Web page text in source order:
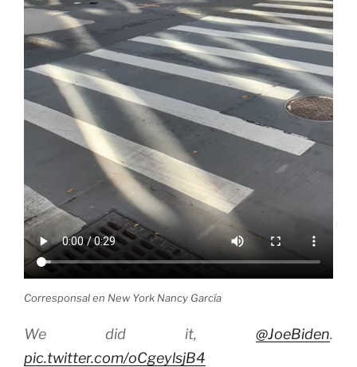
Corresponsal en New York Nancy García
We did it, @JoeBiden.
pic.twitter.com/oCgeylsjB4